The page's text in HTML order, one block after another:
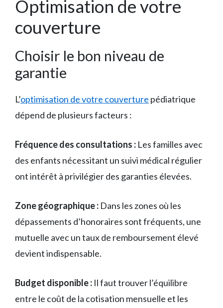
Optimisation de votre
couverture
Choisir le bon niveau de
garantie
L’optimisation de votre couverture pédiatrique
dépend de plusieurs facteurs :
Fréquence des consultations : Les familles avec
des enfants nécessitant un suivi médical régulier
ont intérêt à privilégier des garanties élevées.
Zone géographique : Dans les zones où les
dépassements d’honoraires sont fréquents, une
mutuelle avec un taux de remboursement élevé
devient indispensable.
Budget disponible : Il faut trouver l’équilibre
entre le coût de la cotisation mensuelle et les